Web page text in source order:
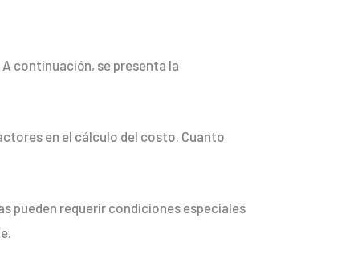
continuación, se presenta la
en el cálculo del costo. Cuanto
pueden requerir condiciones especiales